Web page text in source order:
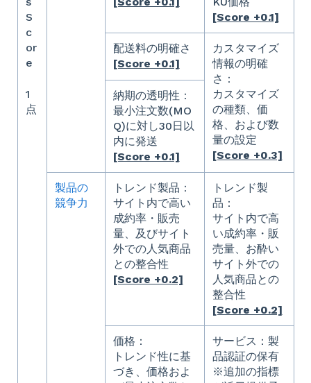
S
c
or
e
1
点
[Score +0.1]
配送料の明確さ
[Score +0.1]
カスタマイズ
情報の明確
さ：
カスタマイズ
の種類、価
格、および数
量の設定
[Score +0.3]
納期の透明性：
最小注文数(MO
Q)に対し30日以
内に発送
[Score +0.1]
製品の
競争力
トレンド製品：
サイト内で高い
成約率・販売
量、及びサイト
外での人気商品
との整合性
[Score +0.2]
トレンド製
品：
サイト内で高
い成約率・販
売量、お酔い
サイト外での
人気商品との
整合性
[Score +0.2]
価格：
トレンド性に基
づき、価格およ
サービス：製
品認証の保有
※追加の指標